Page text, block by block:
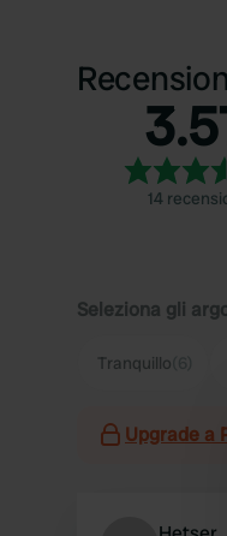
14
Seleziona gli
Tranquillo
Upgrade a